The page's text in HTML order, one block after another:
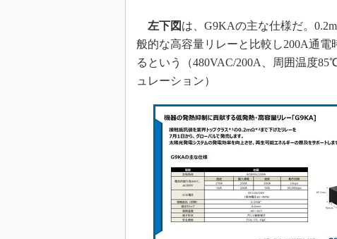
左下図 は、G9KAの主な仕様だ。
般的な高容量リレーと比較し200A通電
るという（480VAC/200A、周囲温度
ュレーション）